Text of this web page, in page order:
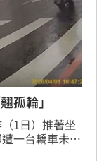
孤輪」
1日）推著坐
一台轎車未禮